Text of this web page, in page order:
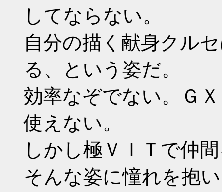
してならない。
自分の描く献身クル
る、という姿だ。
効率なぞでない。Ｇ
使えない。
しかし極ＶＩＴで仲
そんな姿に憧れを抱